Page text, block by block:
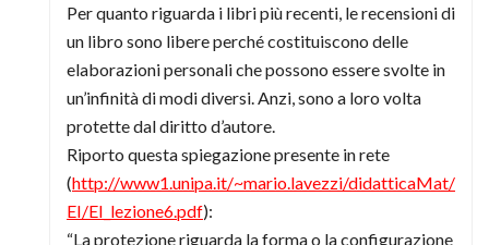
Per quanto riguarda i libri più recenti, le recensioni di
un libro sono libere perché costituiscono delle
elaborazioni personali che possono essere svolte in
un’infinità di modi diversi. Anzi, sono a loro volta
protette dal diritto d’autore.
Riporto questa spiegazione presente in rete
(http://www1.unipa.it/~mario.lavezzi/didatticaMat/
EI/EI_lezione6.pdf):
“La protezione riguarda la forma o la configurazione